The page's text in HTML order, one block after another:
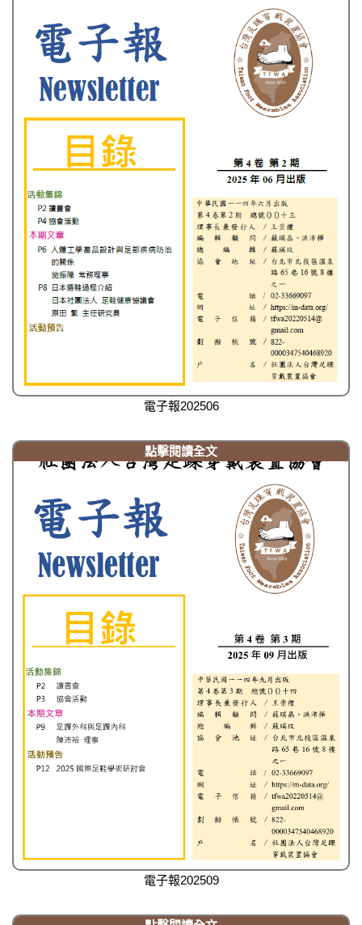
電子報202506
點擊閱讀全文
電子報202509